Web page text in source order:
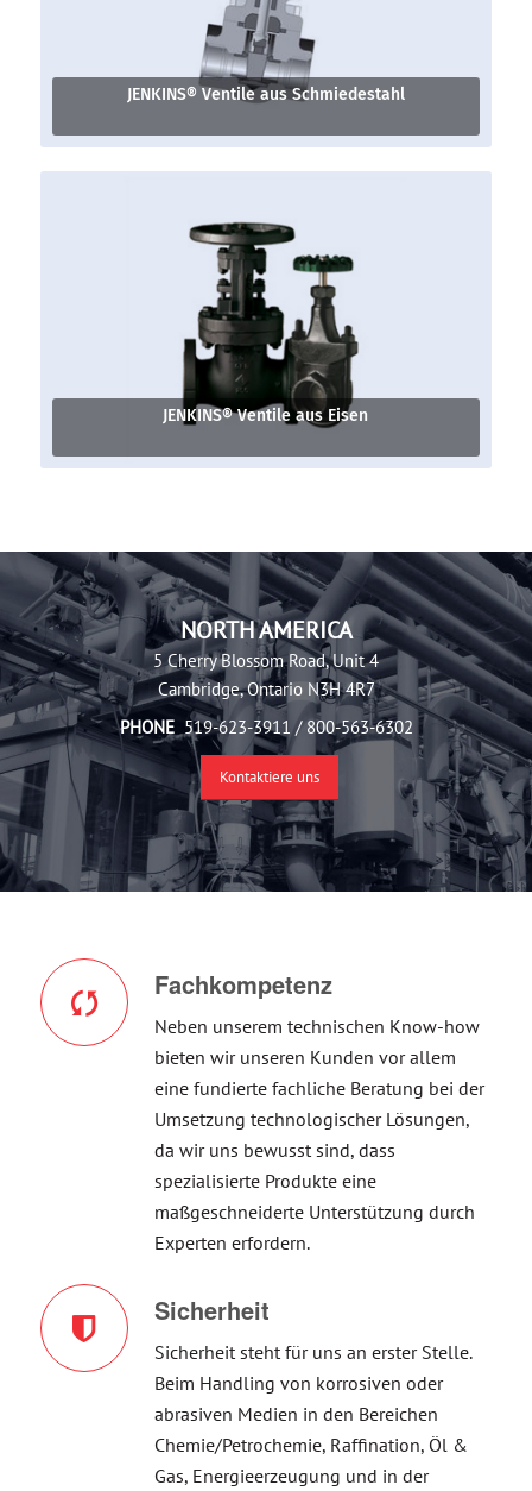
JENKINS® Ventile aus Schmiedestahl
JENKINS® Ventile aus Eisen
NORTH AMERICA
5 Cherry Blossom Road, Unit 4
Cambridge, Ontario N3H 4R7
PHONE519-623-3911 / 800-563-6302
Kontaktiere uns
Fachkompetenz
Neben unserem technischen Know-how
bieten wir unseren Kunden vor allem
eine fundierte fachliche Beratung bei der
Umsetzung technologischer Lösungen,
da wir uns bewusst sind, dass
spezialisierte Produkte eine
maßgeschneiderte Unterstützung durch
Experten erfordern.
Sicherheit
Sicherheit steht für uns an erster Stelle.
Beim Handling von korrosiven oder
abrasiven Medien in den Bereichen
Chemie/Petrochemie, Raffination, Öl &
Gas, Energieerzeugung und in der